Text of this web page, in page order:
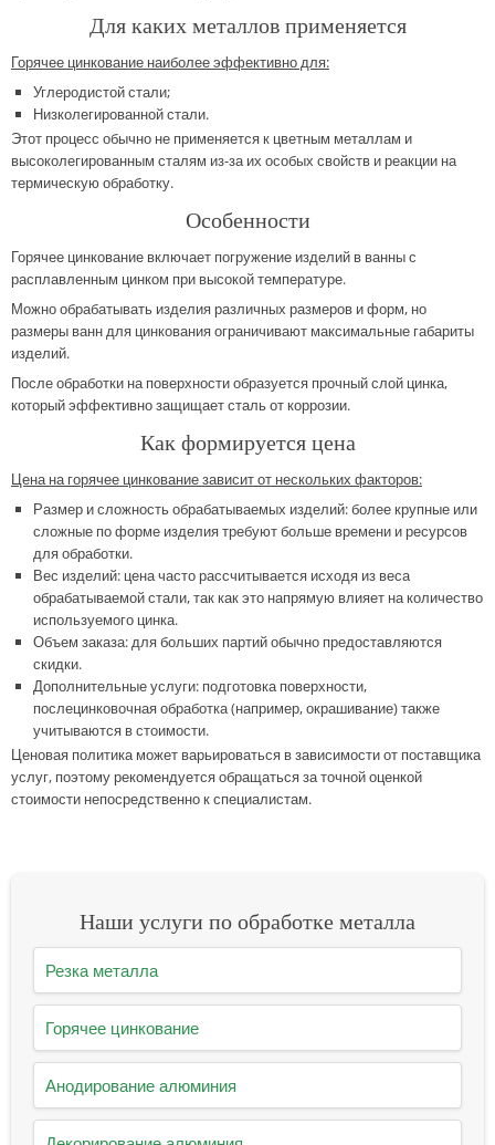
Для каких металлов применяется
Горячее цинкование наиболее эффективно для:
Углеродистой стали;
Низколегированной стали.
Этот процесс обычно не применяется к цветным металлам и
высоколегированным сталям из-за их особых свойств и реакции на
термическую обработку.
Особенности
Горячее цинкование включает погружение изделий в ванны с
расплавленным цинком при высокой температуре.
Можно обрабатывать изделия различных размеров и форм, но
размеры ванн для цинкования ограничивают максимальные габариты
изделий.
После обработки на поверхности образуется прочный слой цинка,
который эффективно защищает сталь от коррозии.
Как формируется цена
Цена на горячее цинкование зависит от нескольких факторов:
Размер и сложность обрабатываемых изделий: более крупные или
сложные по форме изделия требуют больше времени и ресурсов
для обработки.
Вес изделий: цена часто рассчитывается исходя из веса
обрабатываемой стали, так как это напрямую влияет на количество
используемого цинка.
Объем заказа: для больших партий обычно предоставляются
скидки.
Дополнительные услуги: подготовка поверхности,
послецинковочная обработка (например, окрашивание) также
учитываются в стоимости.
Ценовая политика может варьироваться в зависимости от поставщика
услуг, поэтому рекомендуется обращаться за точной оценкой
стоимости непосредственно к специалистам.
Наши услуги по обработке металла
Резка металла
Горячее цинкование
Анодирование алюминия